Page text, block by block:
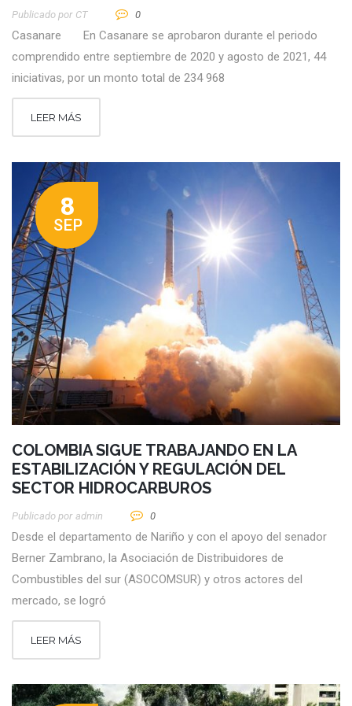
Publicado por CT 0
Casanare En Casanare se aprobaron durante el periodo
comprendido entre septiembre de 2020 y agosto de 2021, 44
iniciativas, por un monto total de 234 968
LEER MÁS
8
SEP
COLOMBIA SIGUE TRABAJANDO EN LA
ESTABILIZACIÓN Y REGULACIÓN DEL
SECTOR HIDROCARBUROS
Publicado por Admin 0
Desde el departamento de Nariño y con el apoyo del senador
Berner Zambrano, la Asociación de Distribuidores de
Combustibles del sur (ASOCOMSUR) y otros actores del
mercado, se logró
LEER MÁS